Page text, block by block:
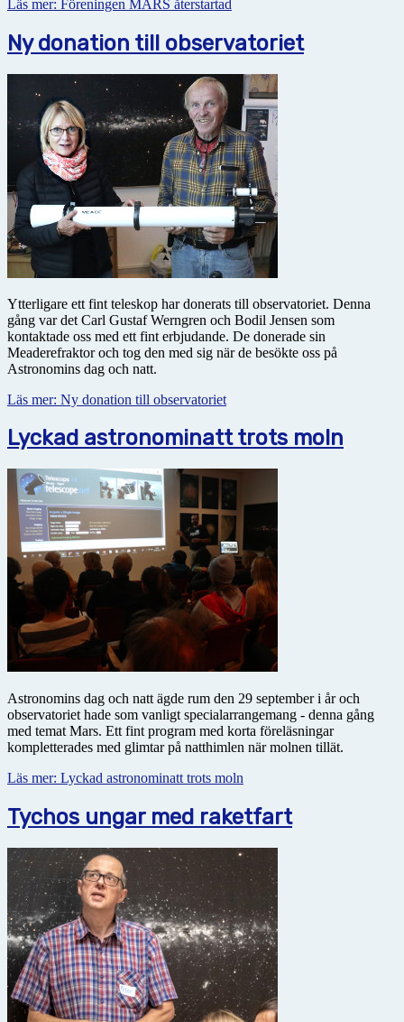
Läs mer: Föreningen MARS återstartad
Ny donation till observatoriet
Ytterligare ett fint teleskop har donerats till observatoriet. Denna
gång var det Carl Gustaf Werngren och Bodil Jensen som
kontaktade oss med ett fint erbjudande. De donerade sin
Meaderefraktor och tog den med sig när de besökte oss på
Astronomins dag och natt.
Läs mer: Ny donation till observatoriet
Lyckad astronominatt trots moln
Astronomins dag och natt ägde rum den 29 september i år och
observatoriet hade som vanligt specialarrangemang - denna gång
med temat Mars. Ett fint program med korta föreläsningar
kompletterades med glimtar på natthimlen när molnen tillät.
Läs mer: Lyckad astronominatt trots moln
Tychos ungar med raketfart